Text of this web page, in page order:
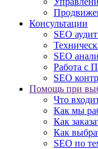
Консультации
SEO
SEO
Работа с
SEO
Помощь при
Что
Как мы
Как
Как
SEO по